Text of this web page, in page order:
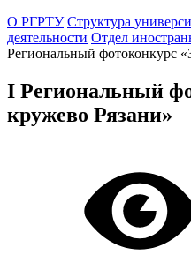
О РГРТУ Структура
деятельности Отдел
Региональный фотоконкурс
I Региональный
кружево Рязани»